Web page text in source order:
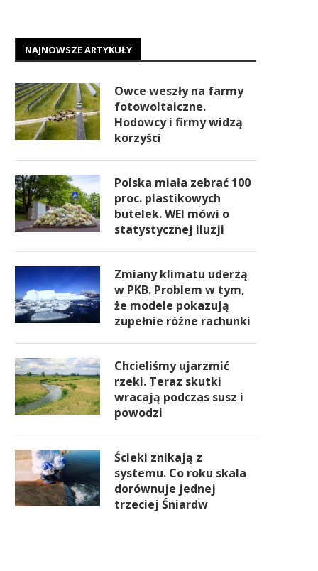
NAJNOWSZE ARTYKUŁY
Owce weszły na farmy
fotowoltaiczne.
Hodowcy i firmy widzą
korzyści
Polska miała zebrać 100
proc. plastikowych
butelek. WEI mówi o
statystycznej iluzji
Zmiany klimatu uderzą
w PKB. Problem w tym,
że modele pokazują
zupełnie różne rachunki
Chcieliśmy ujarzmić
rzeki. Teraz skutki
wracają podczas susz i
powodzi
Ścieki znikają z
systemu. Co roku skala
dorównuje jednej
trzeciej Śniardw